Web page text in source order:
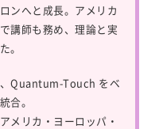
ンへと成長。アメリカ
講師も務め、理論と実
。
Quantum-Touch をベ
合。
メリカ・ヨーロッパ・